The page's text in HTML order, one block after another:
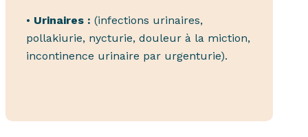
• Urinaires : (infections urinaires,
pollakiurie, nycturie, douleur à la miction,
incontinence urinaire par urgenturie).